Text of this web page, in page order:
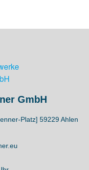
GmbH
Platz] 59229 Ahlen